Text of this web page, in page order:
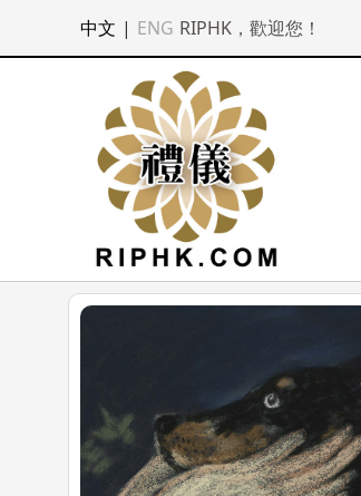
中文 | ENG RIPHK ，歡迎您！